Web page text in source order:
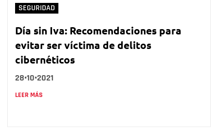
SEGURIDAD
Día sin Iva: Recomendaciones para
evitar ser víctima de delitos
cibernéticos
28•10•2021
LEER MÁS